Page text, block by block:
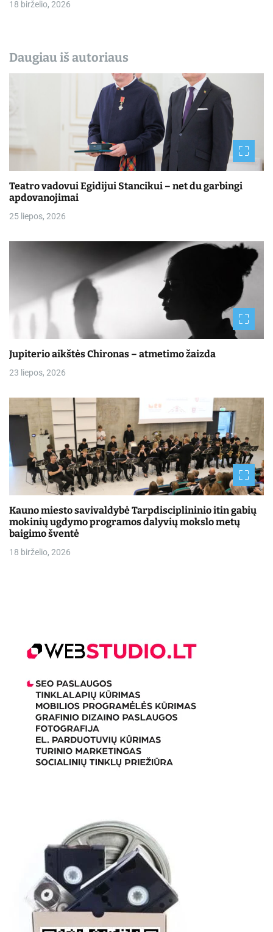
18 birželio, 2026
Daugiau iš autoriaus
Teatro vadovui Egidijui Stancikui – net du garbingi
apdovanojimai
25 liepos, 2026
Jupiterio aikštės Chironas – atmetimo žaizda
23 liepos, 2026
Kauno miesto savivaldybė Tarpdisciplininio itin gabių
mokinių ugdymo programos dalyvių mokslo metų
baigimo šventė
18 birželio, 2026